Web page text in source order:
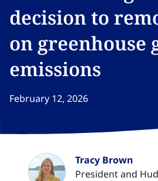
decision to
on greenhouse
emissions​​​​‌ ‍ ​‍​‍‌‍ ‌ ​‍‌‍‍‌‌‍‌ ‌‍‍‌‌‍ ‍​‍​‍​ ‍‍​‍​‍‌ ​ ‌‍​‌‌‍ ‍‌‍‍‌‌ ‌​‌ ‍‌​‍ ‍‌‍‍‌‌‍ ​‍​‍​‍ ​​‍​‍‌‍‍​‌ ​‍‌‍‌‌‌‍‌‍​‍​‍​ ‍‍​‍​‍‌‍‍​‌ ‌​‌ ‌​‌ ​​‌ ​ ​ ‍‍​‍ ​‍ ‌‍​ ‌‍ ‌‌ ​ ​‍ ‍‌‍ ‌‌‍​‌‌‍‍‌‌‍ ‍​‍ ‍​ ​‍​ ​​​ ​‍​ ‌​‌ ​‍‌‍‌‌‌‍‌​‌‍‌‌‌ ​ ‌‍‍‌‌‍‌ ‌‍ ‍​‍ ‍‌ ​‍‌‍‍‌‌ ‌‍‌‍‌‌‌ ​‍‌‍‍ ‌‍‌‌‌‍‌‌‌ ​​‌‍‌‌‌ ​‍​‍ ‍‌‍ ‌ ​‍‌‍‌ ​‍ ‌‍‍‌‌‍ ‍‌ ‌​‌‍‌‌‌‍ ‍‌ ‌​​‍ ‌‍‌‌‌‍‌​‌‍‍‌‌ ‌​​‍ ‌‍ ‌‌‍ ‌‍‌​‌‍‌‌​ ‌‌ ​​‌ ​‍‌‍‌‌‌ ​ ‌‍‌‌‌‍ ‍‌ ‌​‌‍​‌‌ ‌​‌‍‍‌‌‍ ‌‍ ‍​ ‍ ‌‍‍‌‌‍‌​​ ‌​ ‍‌‌‍​‌‌‍‌‌​ ‌ ​ ​‌‌‍‌‍‌‍​‌​ ‌‍​‍ ‌​ ​‍​ ‌‌‌‍​‍​ ​ ​‍ ‌​ ‌​​ ​‍​ ‌​‌‍‌​​‍ ‌‌‍​‌​ ​ ​ ‍​‌‍‌‍​‍ ‌​ ‌‍​ ‌​‌‍‌​‌‍​‍‌‍‌​‌‍‌‌‌‍‌​​ ​ ‌‍​‍​ ‍‌‌‍‌‌‌‍‌‍​ ‍ ‌ ‌​‌ ‍‌‌ ​​‌‍‌‌​ ‌‌‍​‌‌ ​‍‌ ‌​‌‍‍‌‌‍​ ‌‍ ​‌‍‌‌​ ‍ ‌ ​​‌‍​‌‌ ‌​‌‍‍​​ ‌‌ ‌​‌‍‍‌‌ ‌​‌‍ ​‌‍‌‌​ ‌‍​‍‌‍​‌‌ ​ ‌‍‌‌‌‌‌‌‌ ​‍‌‍ ​​ ‌‌‍‍​‌ ‌​‌ ‌​‌ ​​‌ ​ ​‍‌‌​ ​ ‌​​‌​‍‌‌​ ​‍‌​‌‍​‍‌‌​ ​‍‌​‌‍‌‍​ ‌‍ ‌‌ ​ ​‍ ‍‌‍ ‌‌‍​‌‌‍‍‌‌‍ ‍​‍ ‍​ ​‍​ ​​​ ​‍​ ‌​‌ ​‍‌‍‌‌‌‍‌​‌‍‌‌‌ ​ ‌‍‍‌‌‍‌ ‌‍ ‍​‍ ‍‌ ​‍‌‍‍‌‌ ‌‍‌‍‌‌‌ ​‍‌‍‍ ‌‍‌‌‌‍‌‌‌ ​​‌‍‌‌‌ ​‍​‍ ‍‌‍ ‌ ​‍‌‍‌ ​‍‌‍‌‍‍‌‌‍‌​​ ‌​ ‍‌‌‍​‌‌‍‌‌​ ‌ ​ ​‌‌‍‌‍‌‍​‌​ ‌‍​‍ ‌​ ​‍​ ‌‌‌‍​‍​ ​ ​‍ ‌​ ‌​​ ​‍​ ‌​‌‍‌​​‍ ‌‌‍​‌​ ​ ​ ‍​‌‍‌‍​‍ ‌​ ‌‍​ ‌​‌‍‌​‌‍​‍‌‍‌​‌‍‌‌‌‍‌​​ ​ ‌‍​‍​ ‍‌‌‍‌‌‌‍‌‍​‍‌‍‌ ‌​‌ ‍‌‌ ​​‌‍‌‌​ ‌‌‍​‌‌ ​‍‌ ‌​‌‍‍‌‌‍​ ‌‍ ​‌‍‌‌​‍‌‍‌ ​​‌‍​‌‌ ‌​‌‍‍​​ ‌‌ ‌​‌‍‍‌‌ ‌​‌‍ ​‌‍‌‌​‍‌‍‌ ​​‌‍‌‌‌ ​‍‌ ​ ‌ ​​‌‍‌‌‌‍​ ‌ ‌​‌‍‍‌‌ ‌‍‌‍‌‌​ ‌‌ ​​‌ ‌‌‌‍​‍‌‍ ​‌‍‍‌‌ ​ ‌‍‍​‌‍‌‌‌‍‌​​‍​‍‌ ‌
February 12, 2026
TB
Tracy Brown​​​​‌ ‍ ​‍​‍‌‍ ‌ ​‍‌‍‍‌‌‍‌ ‌‍‍‌‌‍ ‍​‍​‍​ ‍‍​‍​‍‌ ​ ‌‍​‌‌‍ ‍‌‍‍‌‌ ‌​‌ ‍‌​‍ ‍‌‍‍‌‌‍ ​‍​‍​‍ ​​‍​‍‌‍‍​‌ ​‍‌‍‌‌‌‍‌‍​‍​‍​ ‍‍​‍​‍‌‍‍​‌ ‌​‌ ‌​‌ ​​‌ ​ ​ ‍‍​‍ ​‍ ‌‍​ ‌‍ ‌‌ ​ ​‍ ‍‌‍ ‌‌‍​‌‌‍‍‌‌‍ ‍​‍ ‍​ ​‍​ ​​​ ​‍​ ‌​‌ ​‍‌‍‌‌‌‍‌​‌‍‌‌‌ ​ ‌‍‍‌‌‍‌ ‌‍ ‍​‍ ‍‌ ​‍‌‍‍‌‌ ‌‍‌‍‌‌‌ ​‍‌‍‍ ‌‍‌‌‌‍‌‌‌ ​​‌‍‌‌‌ ​‍​‍ ‍‌‍ ‌ ​‍‌‍‌ ​‍ ‌‍‍‌‌‍ ‍‌ ‌​‌‍‌‌‌‍ ‍‌ ‌​​‍ ‌‍‌‌‌‍‌​‌‍‍‌‌ ‌​​‍ ‌‍ ‌‌‍ ‌‍‌​‌‍‌‌​ ‌‌ ​​‌ ​‍‌‍‌‌‌ ​ ‌‍‌‌‌‍ ‍‌ ‌​‌‍​‌‌ ‌​‌‍‍‌‌‍ ‌‍ ‍​ ‍ ‌‍‍‌‌‍‌​​ ‌​ ​‍​ ​​‌‍‌‌​ ​​‌‍‌​​ ​​​ ‌ ​ ​‌​‍ ‌​ ​ ​ ​‌​ ‌‌​ ‌ ​‍ ‌​ ‌​‌‍‌​​ ​ ‌‍‌‌​‍ ‌‌‍​‌‌‍​‍‌‍‌‍​ ​ ​‍ ‌‌‍​ ​ ‍​​ ​​​ ​​​ ‍‌‌‍‌‍​ ​‌​ ​ ‌‍​‌​ ​‌‌‍​‌‌‍‌​​ ‍ ‌ ‌​‌ ‍‌‌ ​​‌‍‌‌​ ‌‌ ​​‌‍‌‌‌ ​‍‌ ​ ‌‍ ‌‍ ‍​ ‍ ‌ ​​‌‍​‌‌ ‌​‌‍‍​​ ‌‌‍‌‍‌ ‌‌‌‍ ​‌‍ ​‌‍ ‍‌‍​‌‌‍ ‌‌‍‌‌​ ‌‍​‍‌‍​‌‌ ​ ‌‍‌‌‌‌‌‌‌ ​‍‌‍ ​​ ‌‌‍‍​‌ ‌​‌ ‌​‌ ​​‌ ​ ​‍‌‌​ ​ ‌​​‌​‍‌‌​ ​‍‌​‌‍​‍‌‌​ ​‍‌​‌‍‌‍​ ‌‍ ‌‌ ​ ​‍ ‍‌‍ ‌‌‍​‌‌‍‍‌‌‍ ‍​‍ ‍​ ​‍​ ​​​ ​‍​ ‌​‌ ​‍‌‍‌‌‌‍‌​‌‍‌‌‌ ​ ‌‍‍‌‌‍‌ ‌‍ ‍​‍ ‍‌ ​‍‌‍‍‌‌ ‌‍‌‍‌‌‌ ​‍‌‍‍ ‌‍‌‌‌‍‌‌‌ ​​‌‍‌‌‌ ​‍​‍ ‍‌‍ ‌ ​‍‌‍‌ ​‍‌‍‌‍‍‌‌‍‌​​ ‌​ ​‍​ ​​‌‍‌‌​ ​​‌‍‌​​ ​​​ ‌ ​ ​‌​‍ ‌​ ​ ​ ​‌​ ‌‌​ ‌ ​‍ ‌​ ‌​‌‍‌​​ ​ ‌‍‌‌​‍ ‌‌‍​‌‌‍​‍‌‍‌‍​ ​ ​‍ ‌‌‍​ ​ ‍​​ ​​​ ​​​ ‍‌‌‍‌‍​ ​‌​ ​ ‌‍​‌​ ​‌‌‍​‌‌‍‌​​‍‌‍‌ ‌​‌ ‍‌‌ ​​‌‍‌‌​ ‌‌ ​​‌‍‌‌‌ ​‍‌ ​ ‌‍ ‌‍ ‍​‍‌‍‌ ​​‌‍​‌‌ ‌​‌‍‍​​ ‌‌‍‌‍‌ ‌‌‌‍ ​‌‍ ​‌‍ ‍‌‍​‌‌‍ ‌‌‍‌‌​‍‌‍‌ ​​‌‍‌‌‌ ​‍‌ ​ ‌ ​​‌‍‌‌‌‍​ ‌ ‌​‌‍‍‌‌ ‌‍‌‍‌‌​ ‌‌ ​​‌ ‌‌‌‍​‍‌‍ ​‌‍‍‌‌ ​ ‌‍‍​‌‍‌‌‌‍‌​​‍​‍‌ ‌
President and Hudson Riverkeeper​​​​‌